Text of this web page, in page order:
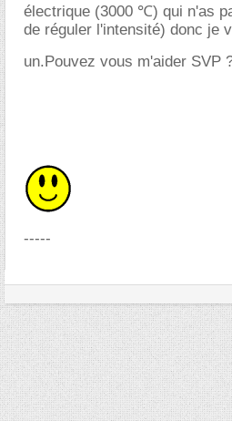
électrique (3000 ℃) qui n'as
de réguler l'intensité) donc je
un.Pouvez vous m'aider SVP
-----